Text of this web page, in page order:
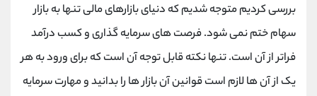
بررسی کردیم متوجه شدیم که دنیای بازارهای مالی تنها به بازار
سهام ختم نمی شود. فرصت های سرمایه گذاری و کسب درآمد
فراتر از آن است. تنها نکته قابل توجه آن است که برای ورود به هر
یک از آن ها لازم است قوانین آن بازار ها را بدانید و مهارت سرمایه